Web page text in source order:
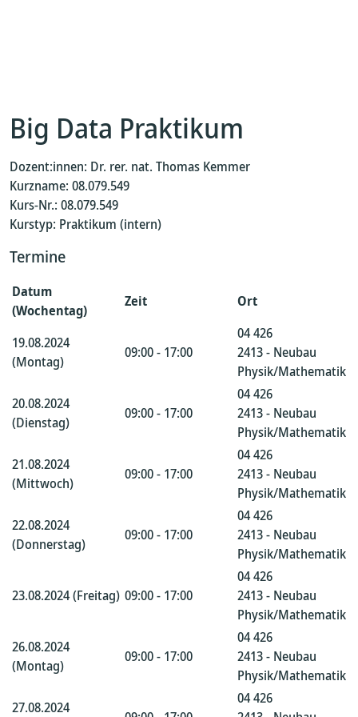
Big Data Praktikum
Dozent:innen: Dr. rer. nat. Thomas Kemmer
Kurzname: 08.079.549
Kurs-Nr.: 08.079.549
Kurstyp: Praktikum (intern)
Termine
Datum
(Wochentag)
Zeit Ort
19.08.2024
(Montag)
09:00 - 17:00
04 426
2413 - Neubau
Physik/Mathematik
20.08.2024
(Dienstag)
09:00 - 17:00
04 426
2413 - Neubau
Physik/Mathematik
21.08.2024
(Mittwoch)
09:00 - 17:00
04 426
2413 - Neubau
Physik/Mathematik
22.08.2024
(Donnerstag)
09:00 - 17:00
04 426
2413 - Neubau
Physik/Mathematik
23.08.2024 (Freitag) 09:00 - 17:00
04 426
2413 - Neubau
Physik/Mathematik
26.08.2024
(Montag)
09:00 - 17:00
04 426
2413 - Neubau
Physik/Mathematik
27.08.2024
04 426